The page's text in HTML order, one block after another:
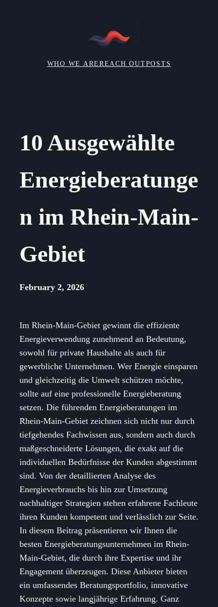
WHO WE AREREACH OUTPOSTS
10 Ausgewählte
Energieberatunge
n im Rhein-Main-
Gebiet
February 2, 2026
Im Rhein-Main-Gebiet gewinnt die effiziente
Energieverwendung zunehmend an Bedeutung,
sowohl für private Haushalte als auch für
gewerbliche Unternehmen. Wer Energie einsparen
und gleichzeitig die Umwelt schützen möchte,
sollte auf eine professionelle Energieberatung
setzen. Die führenden Energieberatungen im
Rhein-Main-Gebiet zeichnen sich nicht nur durch
tiefgehendes Fachwissen aus, sondern auch durch
maßgeschneiderte Lösungen, die exakt auf die
individuellen Bedürfnisse der Kunden abgestimmt
sind. Von der detaillierten Analyse des
Energieverbrauchs bis hin zur Umsetzung
nachhaltiger Strategien stehen erfahrene Fachleute
ihren Kunden kompetent und verlässlich zur Seite.
In diesem Beitrag präsentieren wir Ihnen die
besten Energieberatungsunternehmen im Rhein-
Main-Gebiet, die durch ihre Expertise und ihr
Engagement überzeugen. Diese Anbieter bieten
ein umfassendes Beratungsportfolio, innovative
Konzepte sowie langjährige Erfahrung. Ganz